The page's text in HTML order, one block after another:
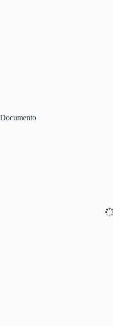
Documento